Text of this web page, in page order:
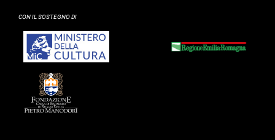
CON IL SOSTEGNO DI